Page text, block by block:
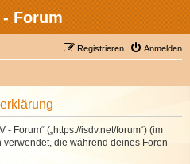
- Forum
Anmelden
Registrieren
Forum“ („https://isdv.net/forum“) (im
verwendet, die während deines Foren-